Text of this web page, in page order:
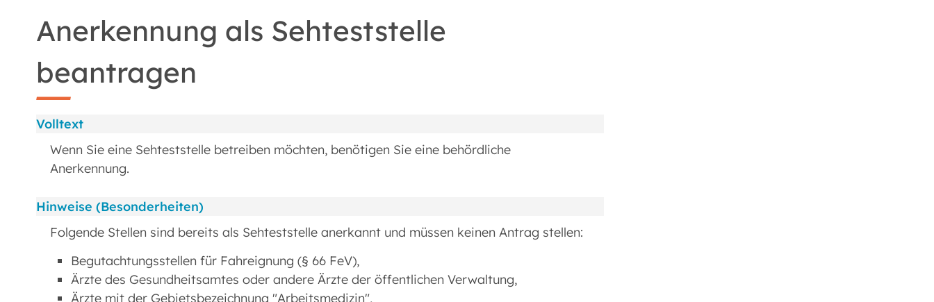
Anerkennung als Sehteststelle
beantragen
Volltext
Wenn Sie eine Sehteststelle betreiben möchten, benötigen Sie eine behördliche
Anerkennung.
Hinweise (Besonderheiten)
Folgende Stellen sind bereits als Sehteststelle anerkannt und müssen keinen Antrag stellen:
Begutachtungsstellen für Fahreignung (§ 66 FeV),
Ärzte des Gesundheitsamtes oder andere Ärzte der öffentlichen Verwaltung,
Ärzte mit der Gebietsbezeichnung "Arbeitsmedizin",